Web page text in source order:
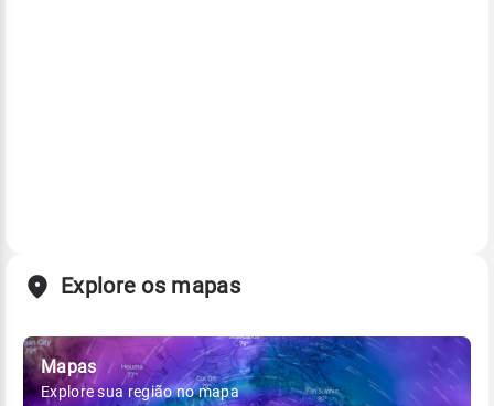
Explore os mapas
Mapas
Explore sua região no mapa